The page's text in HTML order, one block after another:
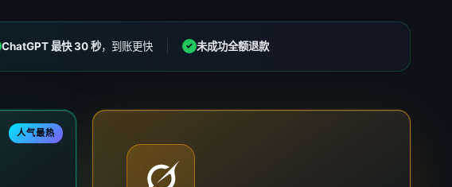
ChatGPT 最快 30 秒，到账更快 ✓ 未成功全额退款
人气最热